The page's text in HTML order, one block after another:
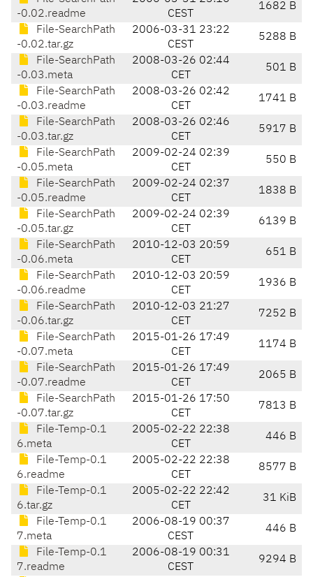
-0.02.readme
CEST
1682 B
File-SearchPath
-0.02.tar.gz
2006-03-31 23:22
CEST
5288 B
File-SearchPath
-0.03.meta
2008-03-26 02:44
CET
501 B
File-SearchPath
-0.03.readme
2008-03-26 02:42
CET
1741 B
File-SearchPath
-0.03.tar.gz
2008-03-26 02:46
CET
5917 B
File-SearchPath
-0.05.meta
2009-02-24 02:39
CET
550 B
File-SearchPath
-0.05.readme
2009-02-24 02:37
CET
1838 B
File-SearchPath
-0.05.tar.gz
2009-02-24 02:39
CET
6139 B
File-SearchPath
-0.06.meta
2010-12-03 20:59
CET
651 B
File-SearchPath
-0.06.readme
2010-12-03 20:59
CET
1936 B
File-SearchPath
-0.06.tar.gz
2010-12-03 21:27
CET
7252 B
File-SearchPath
-0.07.meta
2015-01-26 17:49
CET
1174 B
File-SearchPath
-0.07.readme
2015-01-26 17:49
CET
2065 B
File-SearchPath
-0.07.tar.gz
2015-01-26 17:50
CET
7813 B
File-Temp-0.1
6.meta
2005-02-22 22:38
CET
446 B
File-Temp-0.1
6.readme
2005-02-22 22:38
CET
8577 B
File-Temp-0.1
6.tar.gz
2005-02-22 22:42
CET
31 KiB
File-Temp-0.1
7.meta
2006-08-19 00:37
CEST
446 B
File-Temp-0.1
7.readme
2006-08-19 00:31
CEST
9294 B